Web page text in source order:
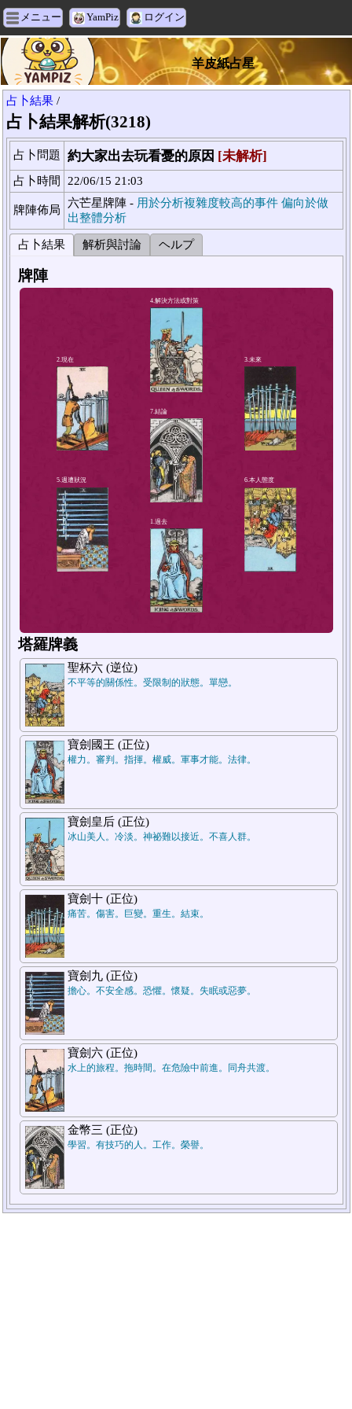
メニュー YamPiz ログイン
羊皮紙占星
占卜結果 /
占卜結果解析(3218)
占卜問題 約大家出去玩看憂的原因 [未解析]
占卜時間 22/06/15 21:03
牌陣佈局
六芒星牌陣 - 用於分析複雜度較高的事件 偏向於做
出整體分析
占卜結果 解析與討論 ヘルプ
牌陣
2.現在
4.解決方法或對策
5.週遭狀況
塔羅牌義
聖杯六 (逆位)
不平等的關係性。受限制的狀態。單戀。
寶劍國王 (正位)
權力。審判。指揮。權威。軍事才能。法律。
寶劍皇后 (正位)
冰山美人。冷淡。神祕難以接近。不喜人群。
寶劍十 (正位)
痛苦。傷害。巨變。重生。結束。
寶劍九 (正位)
擔心。不安全感。恐懼。懷疑。失眠或惡夢。
寶劍六 (正位)
水上的旅程。拖時間。在危險中前進。同舟共渡。
金幣三 (正位)
學習。有技巧的人。工作。榮譽。